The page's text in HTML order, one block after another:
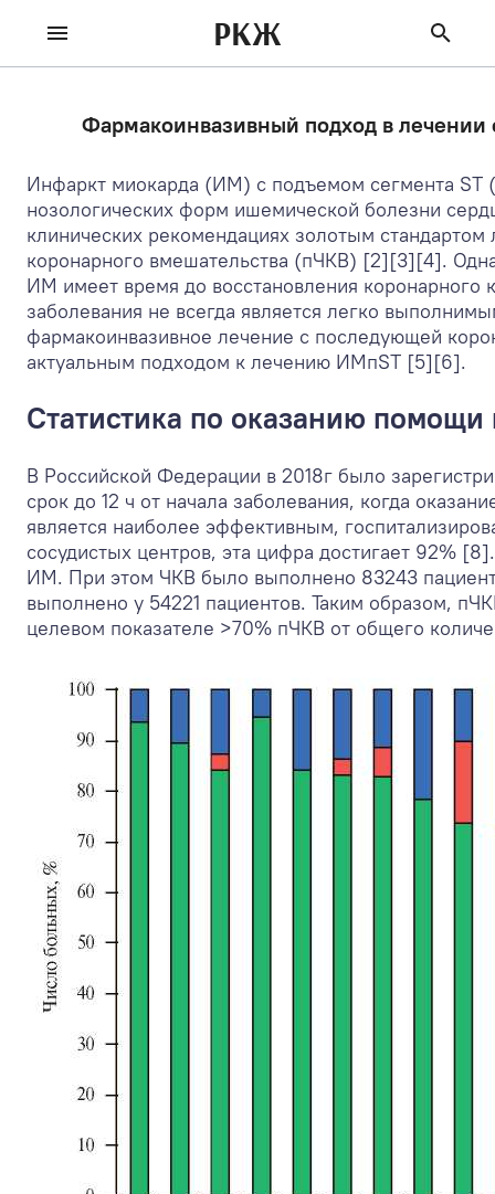
РКЖ
Фармакоинвазивный подход в лечении
Инфаркт миокарда (ИМ) с подъемом сегмента ST
нозологических форм ишемической болезни
клинических рекомендациях золотым
коронарного вмешательства (пЧКВ) [2][3][4].
ИМ имеет время до восстановления
заболевания не всегда является легко
фармакоинвазивное лечение с последующей
актуальным подходом к лечению ИМпST [5][6].
Статистика по оказанию
В Российской Федерации в 2018г было
срок до 12 ч от начала заболевания, когда
является наиболее эффективным,
сосудистых центров, эта цифра достигает 92%
ИМ. При этом ЧКВ было выполнено 83243
выполнено у 54221 пациентов. Таким образом,
целевом показателе >70% пЧКВ от общего